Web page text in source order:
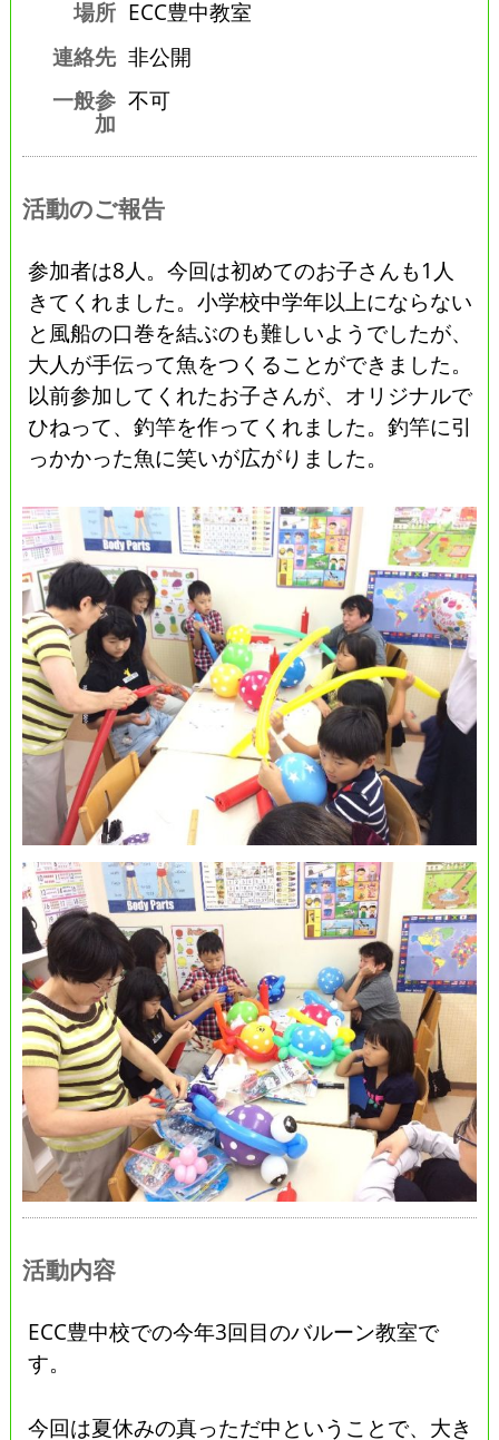
場所 ECC豊中教室
連絡先 非公開
一般参
加
不可
活動のご報告
参加者は8人。今回は初めてのお子さんも1人
きてくれました。小学校中学年以上にならない
と風船の口巻を結ぶのも難しいようでしたが、
大人が手伝って魚をつくることができました。
以前参加してくれたお子さんが、オリジナルで
ひねって、釣竿を作ってくれました。釣竿に引
っかかった魚に笑いが広がりました。
活動内容
ECC豊中校での今年3回目のバルーン教室で
す。
今回は夏休みの真っただ中ということで、大き